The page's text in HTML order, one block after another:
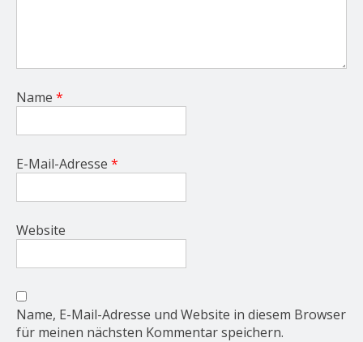
Name *
E-Mail-Adresse *
Website
Name, E-Mail-Adresse und Website in diesem Browser
für meinen nächsten Kommentar speichern.